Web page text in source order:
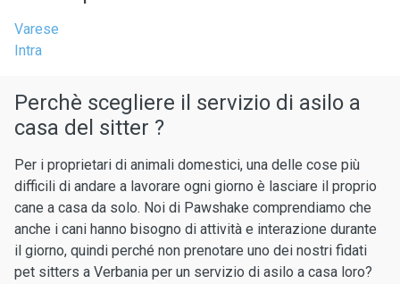
Varese
Intra
Perchè scegliere il servizio di asilo a
casa del sitter ?
Per i proprietari di animali domestici, una delle cose più
difficili di andare a lavorare ogni giorno è lasciare il proprio
cane a casa da solo. Noi di Pawshake comprendiamo che
anche i cani hanno bisogno di attività e interazione durante
il giorno, quindi perché non prenotare uno dei nostri fidati
pet sitters a Verbania per un servizio di asilo a casa loro?